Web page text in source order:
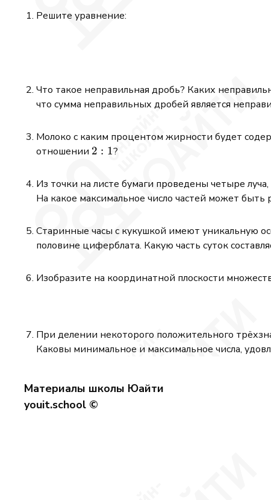
Решите уравнение:
Что такое неправильная дробь? Каких
что сумма неправильных дробей является
Молоко с каким процентом жирности будет
отношении 2:1
2 : 1?
Из точки на листе бумаги проведены четыре
На какое максимальное число частей может
Старинные часы с кукушкой имеют уникальную
половине циферблата. Какую часть суток
Изобразите на координатной плоскости
При делении некоторого положительного
Каковы минимальное и максимальное числа,
Материалы школы Юайти
youit.school ©